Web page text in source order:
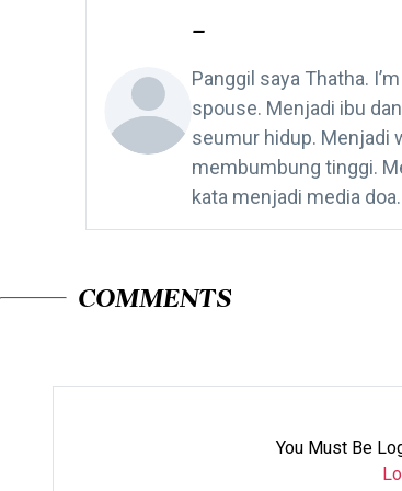
-
Panggil saya Thatha.
spouse. Menjadi ibu
seumur hidup. Menjadi
membumbung tinggi.
kata menjadi media doa.
COMMENTS
You Must Be